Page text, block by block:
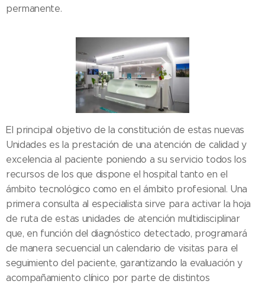
permanente.
El principal objetivo de la constitución de estas nuevas
Unidades es la prestación de una atención de calidad y
excelencia al paciente poniendo a su servicio todos los
recursos de los que dispone el hospital tanto en el
ámbito tecnológico como en el ámbito profesional. Una
primera consulta al especialista sirve para activar la hoja
de ruta de estas unidades de atención multidisciplinar
que, en función del diagnóstico detectado, programará
de manera secuencial un calendario de visitas para el
seguimiento del paciente, garantizando la evaluación y
acompañamiento clínico por parte de distintos